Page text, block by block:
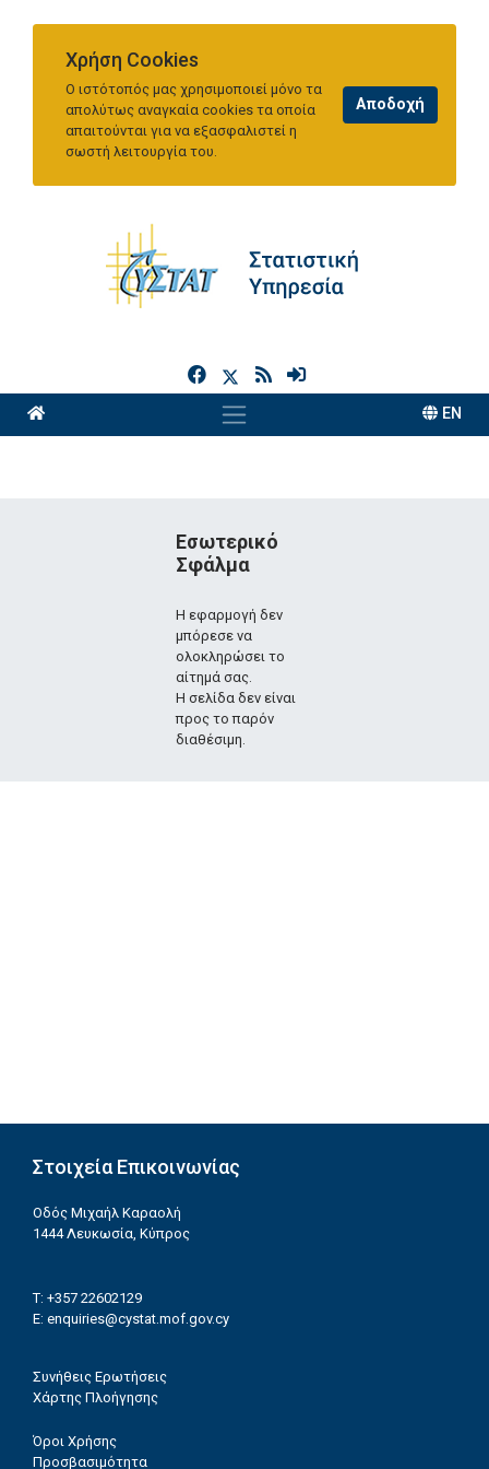
Χρήση Cookies
Ο ιστότοπός μας χρησιμοποιεί μόνο τα
απολύτως αναγκαία cookies τα οποία
απαιτούνται για να εξασφαλιστεί η
σωστή λειτουργία του.
h
EN
Εσωτερικό
Σφάλμα
Η εφαρμογή δεν
μπόρεσε να
ολοκληρώσει το
αίτημά σας.
Η σελίδα δεν είναι
προς το παρόν
διαθέσιμη.
Στοιχεία Επικοινωνίας
Οδός Μιχαήλ Καραολή
1444 Λευκωσία, Κύπρος
T: +357 22602129
E: enquiries@cystat.mof.gov.cy
Συνήθεις Ερωτήσεις
Χάρτης Πλοήγησης
Όροι Χρήσης
Προσβασιμότητα